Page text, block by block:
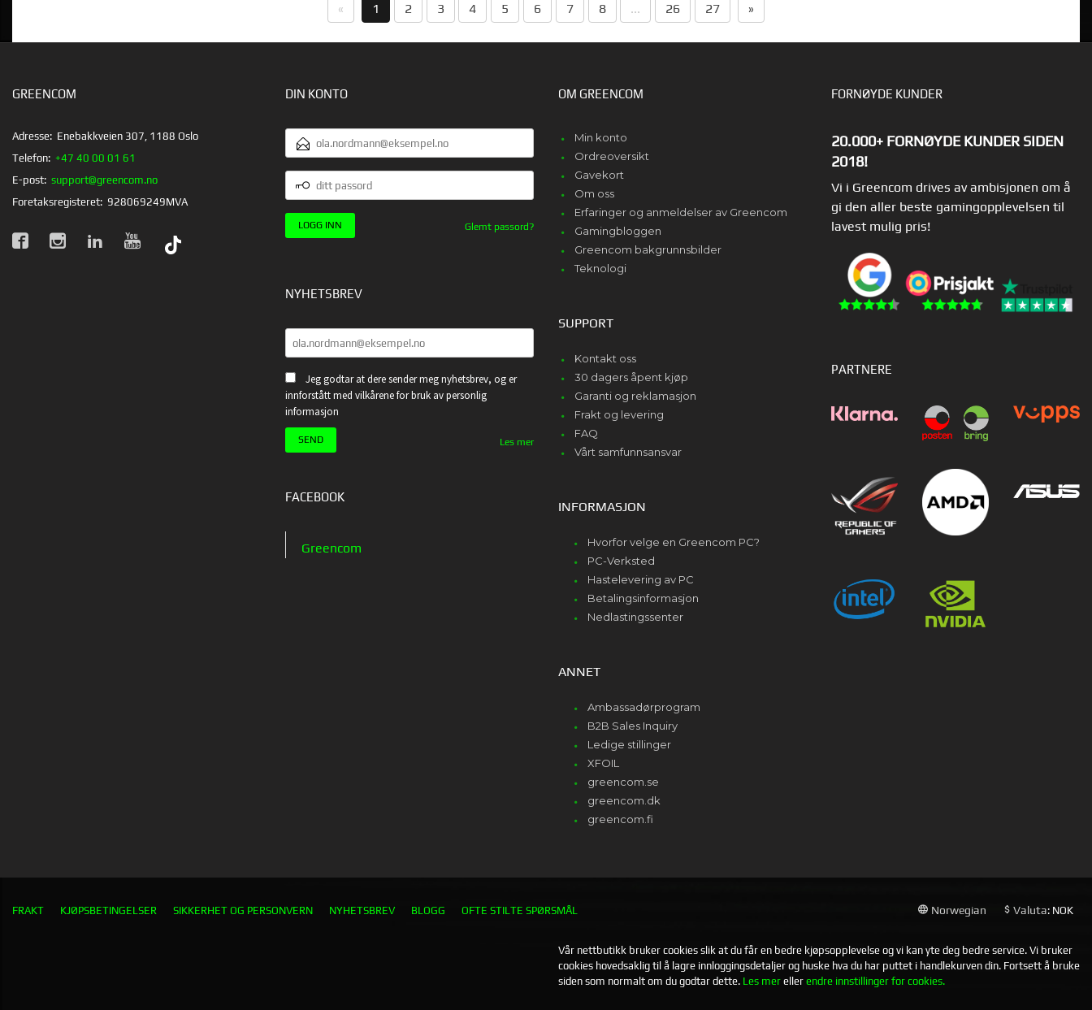
« 1 2 3 4 5 6 7 8 ... 26 27 »
GREENCOM
Adresse: Enebakkveien 307, 1188 Oslo
Telefon: +47 40 00 01 61
E-post: support@greencom.no
Foretaksregisteret: 928069249MVA
DIN KONTO
POSTADRESSE
PASSORD
Glemt passord?
NYHETSBREV
Jeg godtar at dere sender meg nyhetsbrev, og er
innforstått med vilkårene for bruk av personlig
informasjon
Les mer
FACEBOOK
Greencom
OM GREENCOM
Min konto
Ordreoversikt
Gavekort
Om oss
Erfaringer og anmeldelser av Greencom
Gamingbloggen
Greencom bakgrunnsbilder
Teknologi
SUPPORT
Kontakt oss
30 dagers åpent kjøp
Garanti og reklamasjon
Frakt og levering
FAQ
Vårt samfunnsansvar
INFORMASJON
Hvorfor velge en Greencom PC?
PC-Verksted
Hastelevering av PC
Betalingsinformasjon
Nedlastingssenter
ANNET
Ambassadørprogram
B2B Sales Inquiry
Ledige stillinger
XFOIL
greencom.se
greencom.dk
greencom.fi
FORNØYDE KUNDER
20.000+ FORNØYDE KUNDER SIDEN
2018!
Vi i Greencom drives av ambisjonen om å
gi den aller beste gamingopplevelsen til
lavest mulig pris!
PARTNERE
Norwegian Valuta: NOK
FRAKT KJØPSBETINGELSER SIKKERHET OG PERSONVERN NYHETSBREV BLOGG OFTE STILTE SPØRSMÅL
Vår nettbutikk bruker cookies slik at du får en bedre kjøpsopplevelse og vi kan yte deg bedre service. Vi bruker
cookies hovedsaklig til å lagre innloggingsdetaljer og huske hva du har puttet i handlekurven din. Fortsett å bruke
siden som normalt om du godtar dette. Les mer eller endre innstillinger for cookies.